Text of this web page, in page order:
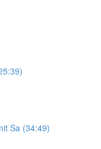
Sa (34:49)